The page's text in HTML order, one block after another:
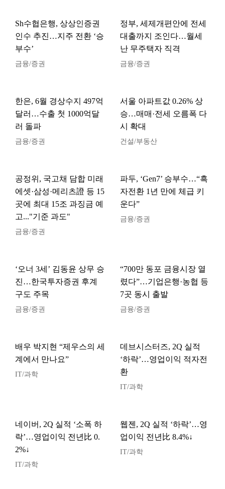
Sh수협은행, 상상인증권
인수 추진…지주 전환 ‘승
부수’
금융/증권
정부, 세제개편안에 전세
대출까지 조인다…월세
난 무주택자 직격
금융/증권
한은, 6월 경상수지 497억
달러…수출 첫 1000억달
러 돌파
금융/증권
서울 아파트값 0.26% 상
승…매매·전세 오름폭 다
시 확대
건설/부동산
공정위, 국고채 담합 미래
에셋·삼성·메리츠證 등 15
곳에 최대 15조 과징금 예
고..."기준 과도"
금융/증권
파두, ‘Gen7’ 승부수…“흑
자전환 1년 만에 체급 키
운다”
금융/증권
‘오너 3세’ 김동윤 상무 승
진…한국투자증권 후계
구도 주목
금융/증권
“700만 동포 금융시장 열
렸다”…기업은행·농협 등
7곳 동시 출발
금융/증권
배우 박지현 “제우스의 세
계에서 만나요”
IT/과학
데브시스터즈, 2Q 실적
‘하락’…영업이익 적자전
환
IT/과학
네이버, 2Q 실적 ‘소폭 하
락’…영업이익 전년比 0.
2%↓
IT/과학
웹젠, 2Q 실적 ‘하락’…영
업이익 전년比 8.4%↓
IT/과학